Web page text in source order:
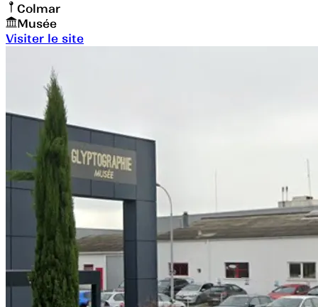
Colmar
Musée
Visiter le site